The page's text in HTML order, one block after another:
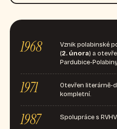
1968
Vznik polabinské
(2. února) a
Pardubice-
1971
Otevřen literárně-
kompletní.
1987 Spolupráce s